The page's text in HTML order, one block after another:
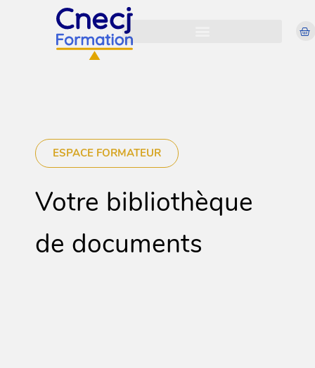
ESPACE FORMATEUR
Votre bibliothèque
de documents